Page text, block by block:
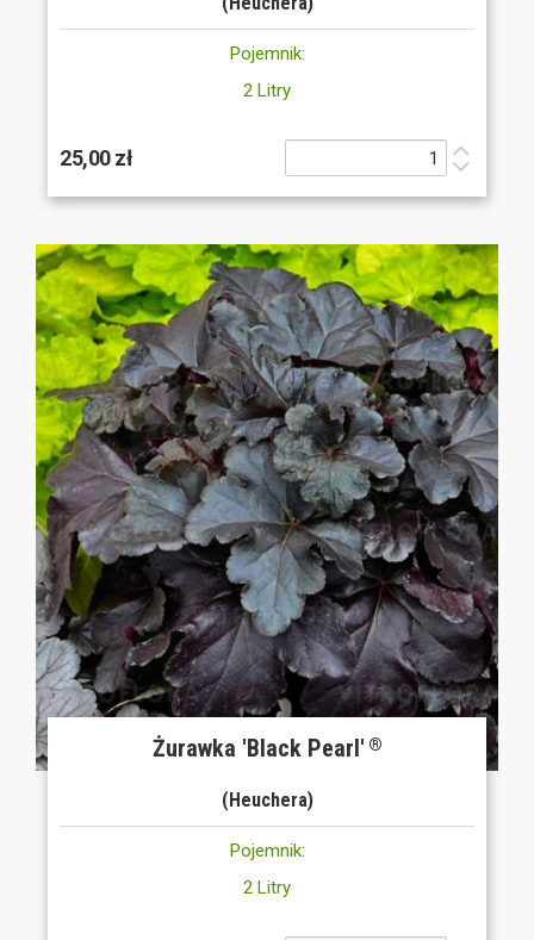
Pojemnik:
2 Litry
25,00 zł
Żurawka 'Black Pearl' ®
(Heuchera)
Pojemnik:
2 Litry